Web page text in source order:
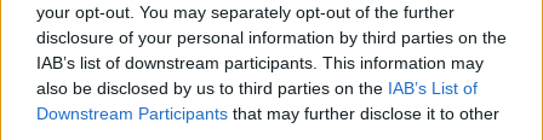
your opt-out. You may separately opt-out of the further
disclosure of your personal information by third parties on the
IAB’s list of downstream participants. This information may
also be disclosed by us to third parties on the IAB’s List of
Downstream Participants that may further disclose it to other